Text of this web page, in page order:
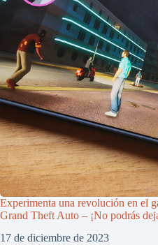
Experimenta una revolución en el
Grand Theft Auto – ¡No podrás
17 de diciembre de 2023